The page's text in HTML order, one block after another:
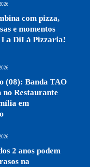
com pizza,
e momentos
La DiLá Pizzaria!
(08): Banda TAO
no Restaurante
em
2 anos podem
na